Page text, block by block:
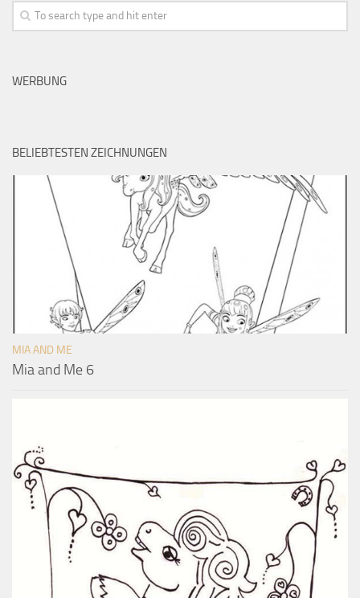
WERBUNG
BELIEBTESTEN ZEICHNUNGEN
MIA AND ME
Mia and Me 6